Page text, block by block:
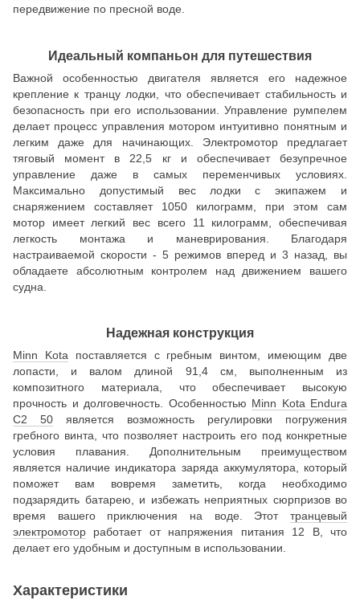
передвижение по пресной воде.
Идеальный компаньон для путешествия
Важной особенностью двигателя является его надежное
крепление к транцу лодки, что обеспечивает стабильность и
безопасность при его использовании. Управление румпелем
делает процесс управления мотором интуитивно понятным и
легким даже для начинающих. Электромотор предлагает
тяговый момент в 22,5 кг и обеспечивает безупречное
управление даже в самых переменчивых условиях.
Максимально допустимый вес лодки с экипажем и
снаряжением составляет 1050 килограмм, при этом сам
мотор имеет легкий вес всего 11 килограмм, обеспечивая
легкость монтажа и маневрирования. Благодаря
настраиваемой скорости - 5 режимов вперед и 3 назад, вы
обладаете абсолютным контролем над движением вашего
судна.
Надежная конструкция
Minn Kotaпоставляется с гребным винтом, имеющим две
лопасти, и валом длиной 91,4 см, выполненным из
композитного материала, что обеспечивает высокую
прочность и долговечность. Особенностью Minn Kota Endura
C2 50 является возможность регулировки погружения
гребного винта, что позволяет настроить его под конкретные
условия плавания. Дополнительным преимуществом
является наличие индикатора заряда аккумулятора, который
поможет вам вовремя заметить, когда необходимо
подзарядить батарею, и избежать неприятных сюрпризов во
время вашего приключения на воде. Этот транцевый
электромотор работает от напряжения питания 12 В, что
делает его удобным и доступным в использовании.
Характеристики